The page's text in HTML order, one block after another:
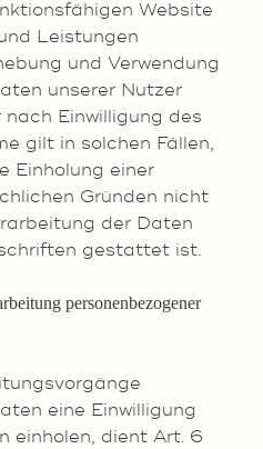
Website
Leistungen
und Verwendung
unserer Nutzer
Einwilligung des
gilt in solchen Fällen,
Einholung einer
Gründen nicht
der Daten
gestattet ist.
personenbezogener
eine Einwilligung
einholen, dient Art. 6